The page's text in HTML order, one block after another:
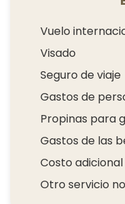
Vuelo
Visado
Seguro de viaje
Gastos de
Propinas para
Gastos de las
Costo
Otro servicio